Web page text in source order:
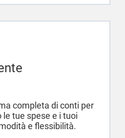
completa di conti per
tue spese e i tuoi
e flessibilità.